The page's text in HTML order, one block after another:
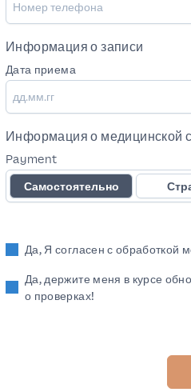
Информация о записи
Дата приема
Информация о медицинской
Payment
Самостоятельно
Да, Я согласен с обработкой
Да, держите меня в курсе
о проверках!